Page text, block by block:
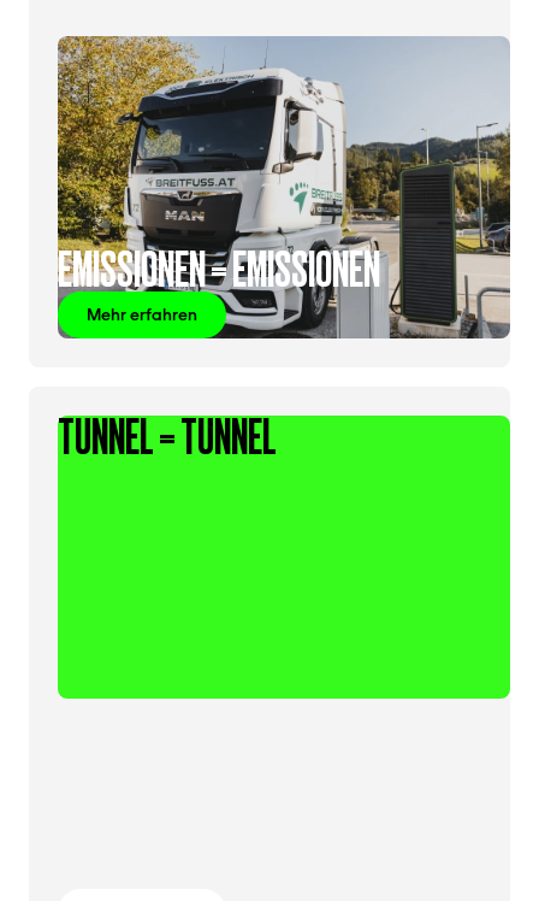
EMISSIONEN = EMISSIONEN
Mehr erfahren
TUNNEL = TUNNEL